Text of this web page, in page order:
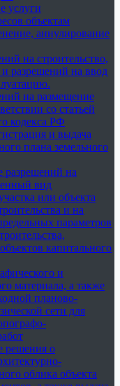
услуги
объектам
аннулирование
на строительство,
разрешений на ввод
на размещение
со статьей
кодекса РФ
и выдача
плана земельного
разрешений на
вид
или объекта
и на
параметров
капитального
и
материала, а также
планово-
сети для
решения о
облика объекта